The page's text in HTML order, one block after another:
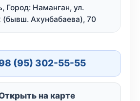
Город: Наманган, ул.
(бывш. Ахунбабаева), 70
(95) 302-55-55
на карте